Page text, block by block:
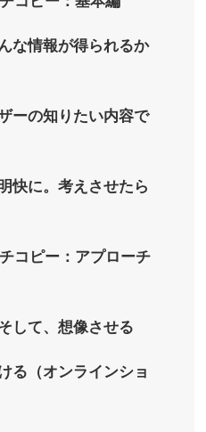
な情報が得られるか
ーの知りたい内容で
快に。考えさせたら
コピー：アプローチ
して、想像させる
る（オンラインショ